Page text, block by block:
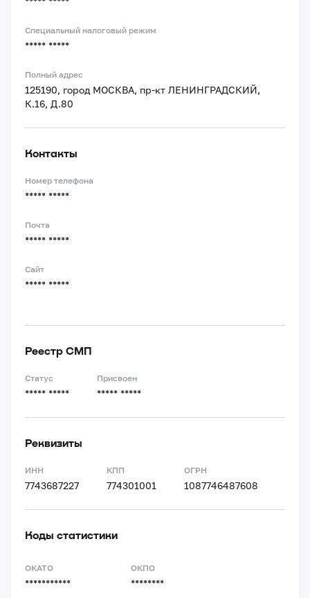
Специальный налоговый режим
***** *****
Полный адрес
125190, город МОСКВА, пр-кт ЛЕНИНГРАДСКИЙ,
К.16, Д.80
Контакты
Номер телефона
***** *****
Почта
***** *****
Сайт
***** *****
Реестр СМП
Статус
***** *****
Присвоен
***** *****
Реквизиты
ИНН
7743687227
КПП
774301001
ОГРН
1087746487608
Коды статистики
ОКАТО
***********
ОКПО
********